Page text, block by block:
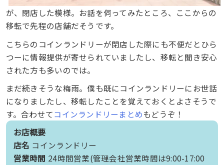
が、閉店した模様。お話を伺ってみたところ、ここからの
移転で先程の店舗だそうです。
こちらのコインランドリーが閉店した際にも不便だとひら
つーに情報提供が寄せられていましたし、移転と聞き安心
された方も多いのでは。
まだ続きそうな梅雨。僕も既にコインランドリーにお世話
になりましたし、移転したことを覚えておくとよさそうで
す。合わせてコインランドリーまとめもどうぞ！
お店概要
店名 コインランドリー
営業時間 24時間営業(管理会社営業時間は9:00-17:00